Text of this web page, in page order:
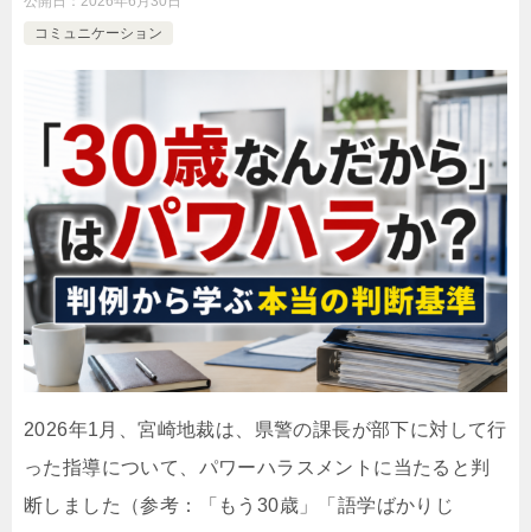
コミュニケーション
2026年1月、宮崎地裁は、県警の課長が部下に対して行
った指導について、パワーハラスメントに当たると判
断しました（参考：「もう30歳」「語学ばかりじ